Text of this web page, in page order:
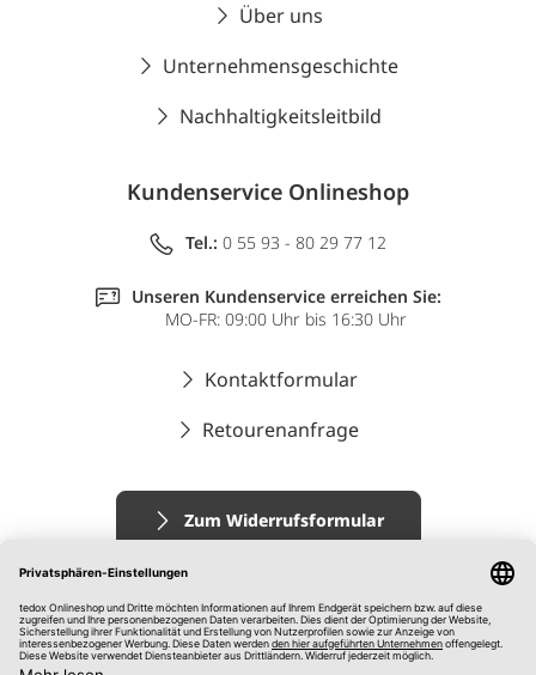
Über uns
Unternehmensgeschichte
Nachhaltigkeitsleitbild
Kundenservice Onlineshop
Tel.: 0 55 93 - 80 29 77 12
Unseren Kundenservice erreichen Sie:
MO-FR: 09:00 Uhr bis 16:30 Uhr
Kontaktformular
Retourenanfrage
Zum Widerrufsformular
Impressum
AGB